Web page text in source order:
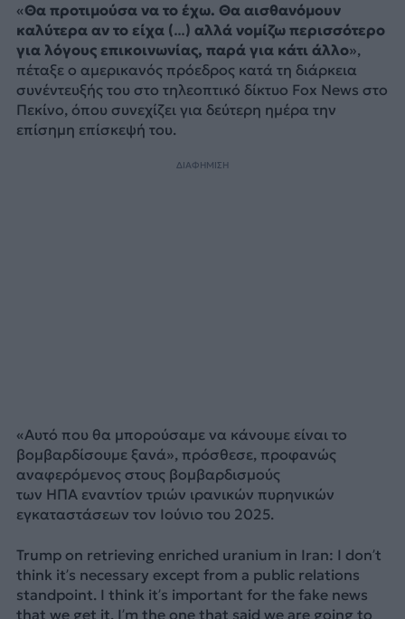
«Θα προτιμούσα να το έχω. Θα αισθανόμουν
καλύτερα αν το είχα (…) αλλά νομίζω περισσότερο
για λόγους επικοινωνίας, παρά για κάτι άλλο»,
πέταξε ο αμερικανός πρόεδρος κατά τη διάρκεια
συνέντευξής του στο τηλεοπτικό δίκτυο Fox News στο
Πεκίνο, όπου συνεχίζει για δεύτερη ημέρα την
επίσημη επίσκεψή του.
ΔΙΑΦΗΜΙΣΗ
«Αυτό που θα μπορούσαμε να κάνουμε είναι το
βομβαρδίσουμε ξανά», πρόσθεσε, προφανώς
αναφερόμενος στους βομβαρδισμούς
των ΗΠΑ εναντίον τριών ιρανικών πυρηνικών
εγκαταστάσεων τον Ιούνιο του 2025.
Trump on retrieving enriched uranium in Iran: I don’t
think it’s necessary except from a public relations
standpoint. I think it’s important for the fake news
that we get it. I’m the one that said we are going to